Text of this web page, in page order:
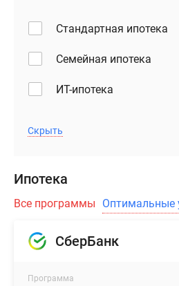
Стандартная ипотека
Семейная ипотека
ИТ-ипотека
Скрыть
Ипотека
Все программы Оптимальные
СберБанк
Программа